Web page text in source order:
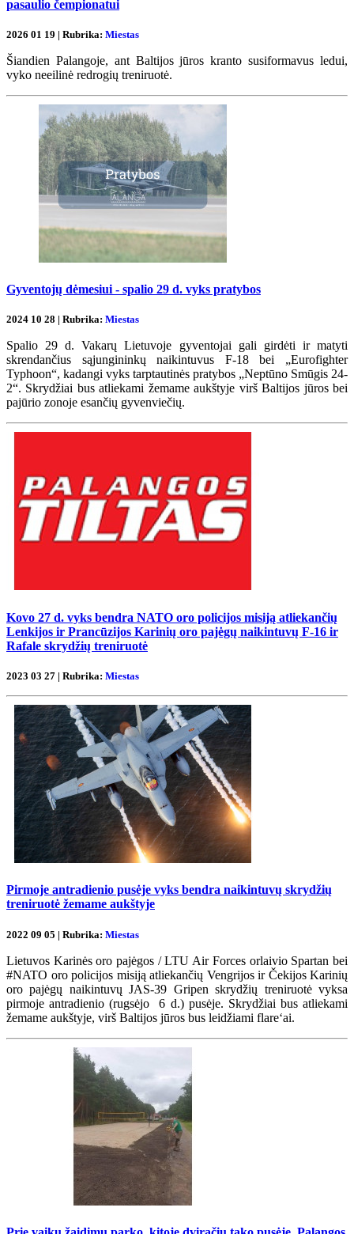
pasaulio čempionatui
2026 01 19 | Rubrika: Miestas
Šiandien Palangoje, ant Baltijos jūros kranto susiformavus ledui,
vyko neeilinė redrogių treniruotė.
Gyventojų dėmesiui - spalio 29 d. vyks pratybos
2024 10 28 | Rubrika: Miestas
Spalio 29 d. Vakarų Lietuvoje gyventojai gali girdėti ir matyti
skrendančius sąjungininkų naikintuvus F-18 bei „Eurofighter
Typhoon“, kadangi vyks tarptautinės pratybos „Neptūno Smūgis 24-
2“. Skrydžiai bus atliekami žemame aukštyje virš Baltijos jūros bei
pajūrio zonoje esančių gyvenviečių.
Kovo 27 d. vyks bendra NATO oro policijos misiją atliekančių
Lenkijos ir Prancūzijos Karinių oro pajėgų naikintuvų F-16 ir
Rafale skrydžių treniruotė
2023 03 27 | Rubrika: Miestas
Pirmoje antradienio pusėje vyks bendra naikintuvų skrydžių
treniruotė žemame aukštyje
2022 09 05 | Rubrika: Miestas
Lietuvos Karinės oro pajėgos / LTU Air Forces orlaivio Spartan bei
#NATO oro policijos misiją atliekančių Vengrijos ir Čekijos Karinių
oro pajėgų naikintuvų JAS-39 Gripen skrydžių treniruotė vyksa
pirmoje antradienio (rugsėjo 6 d.) pusėje. Skrydžiai bus atliekami
žemame aukštyje, virš Baltijos jūros bus leidžiami flare‘ai.